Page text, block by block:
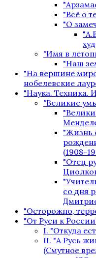
"Всё о
"О
"Имя в
"Наш
"На вершине
нобелевские
"Наука. Техника.
"Великие
"Жизнь
(1908-
"Отец
со дня
"Осторожно,
"От Руси к
I. "Откуда
II. "А Русь
(Смутное